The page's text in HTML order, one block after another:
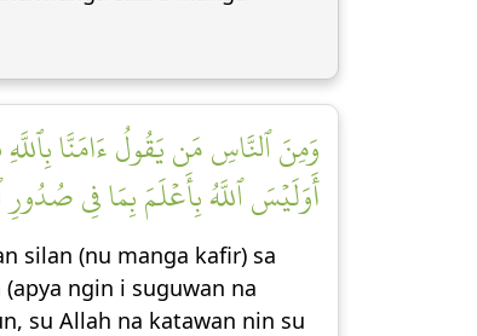
وَمِنَ ٱلنَّاسِ مَن يَقُولُ ءَامَنَّا
أَوَلَيۡسَ ٱللَّهُ بِأَعۡلَمَ بِمَا فِي صُدُورِ
silan (nu manga kafir) sa
ngin i suguwan na
su Allah na katawan nin su